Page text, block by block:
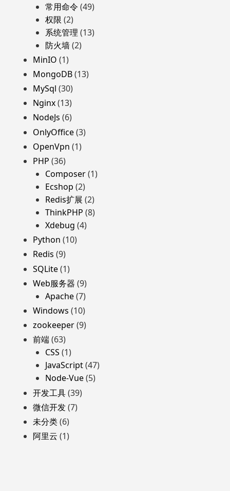
常用命令 (49)
权限 (2)
系统管理 (13)
防火墙(2)
MinIO (1)
MongoDB(13)
MySql (30)
Nginx(13)
NodeJs (6)
OnlyOffice(3)
OpenVpn (1)
PHP (36)
Composer(1)
Ecshop (2)
Redis扩展 (2)
ThinkPHP (8)
Xdebug (4)
Python (10)
Redis (9)
SQLite(1)
Web服务器 (9)
Apache(7)
Windows (10)
zookeeper(9)
前端(63)
CSS (1)
JavaScript(47)
Node-Vue(5)
开发工具(39)
微信开发(7)
未分类(6)
阿里云 (1)